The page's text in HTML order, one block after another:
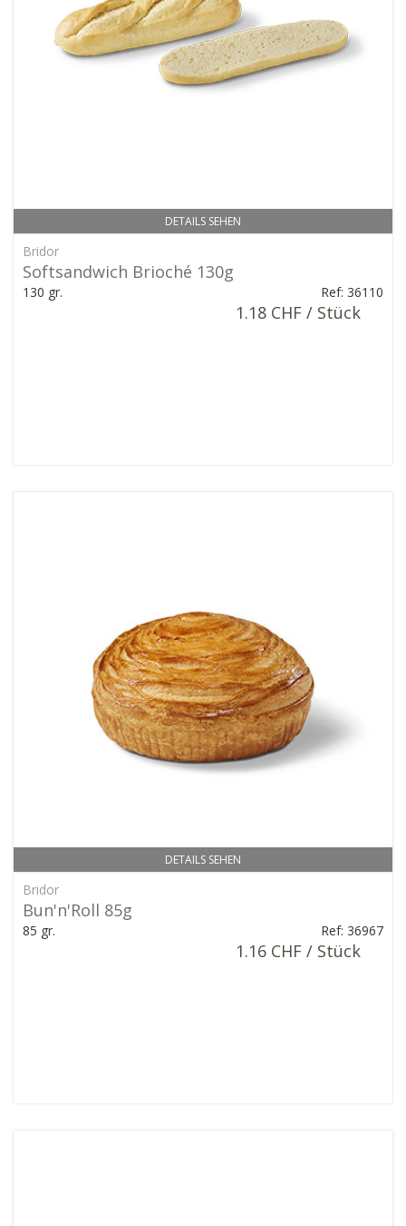
DETAILS SEHEN
Bridor
Softsandwich Brioché 130g
130 gr. Ref: 36110
1.18 CHF / Stück
DETAILS SEHEN
Bridor
Bun'n'Roll 85g
85 gr. Ref: 36967
1.16 CHF / Stück